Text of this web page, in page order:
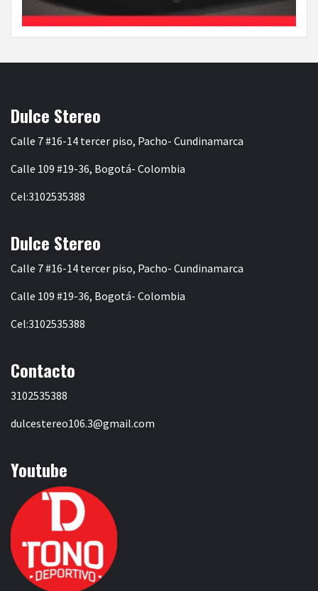
Dulce Stereo
Calle 7 #16-14 tercer piso, Pacho- Cundinamarca
Calle 109 #19-36, Bogotá- Colombia
Cel:3102535388
Dulce Stereo
Calle 7 #16-14 tercer piso, Pacho- Cundinamarca
Calle 109 #19-36, Bogotá- Colombia
Cel:3102535388
Contacto
3102535388
dulcestereo106.3@gmail.com
Youtube